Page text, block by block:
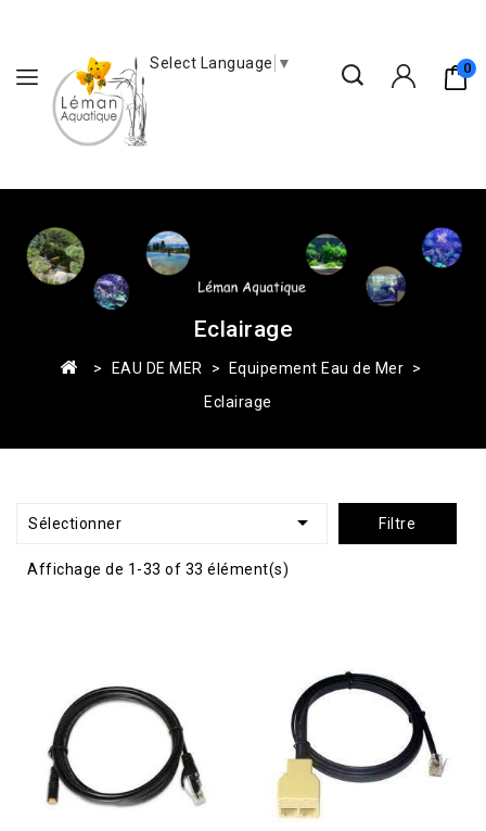
0
Select Language ▼
Eclairage
EAU DE MER
Equipement Eau de Mer
Eclairage
Sélectionner  Filtre
Affichage de 1-33 of 33 élément(s)